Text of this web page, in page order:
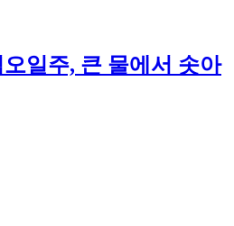
일주, 큰 물에서 솟아